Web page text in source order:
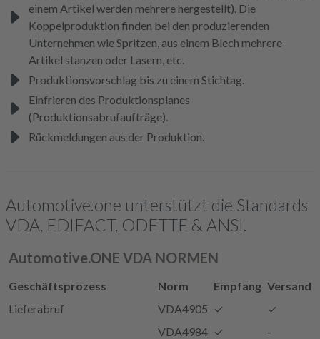
einem Artikel werden mehrere hergestellt). Die
Koppelproduktion finden bei den produzierenden
Unternehmen wie Spritzen, aus einem Blech mehrere
Artikel stanzen oder Lasern, etc.
Produktionsvorschlag bis zu einem Stichtag.
Einfrieren des Produktionsplanes
(Produktionsabrufaufträge).
Rückmeldungen aus der Produktion.
Automotive.one unterstützt die Standards
VDA, EDIFACT, ODETTE & ANSI.
Automotive.ONE VDA NORMEN
Geschäftsprozess Norm Empfang Versand
Lieferabruf
VDA4905 ✓
✓
VDA4984 ✓
-